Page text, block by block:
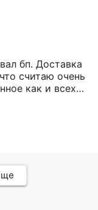
бп. Доставка
считаю очень
но все прошло
тоже был
коробке и в